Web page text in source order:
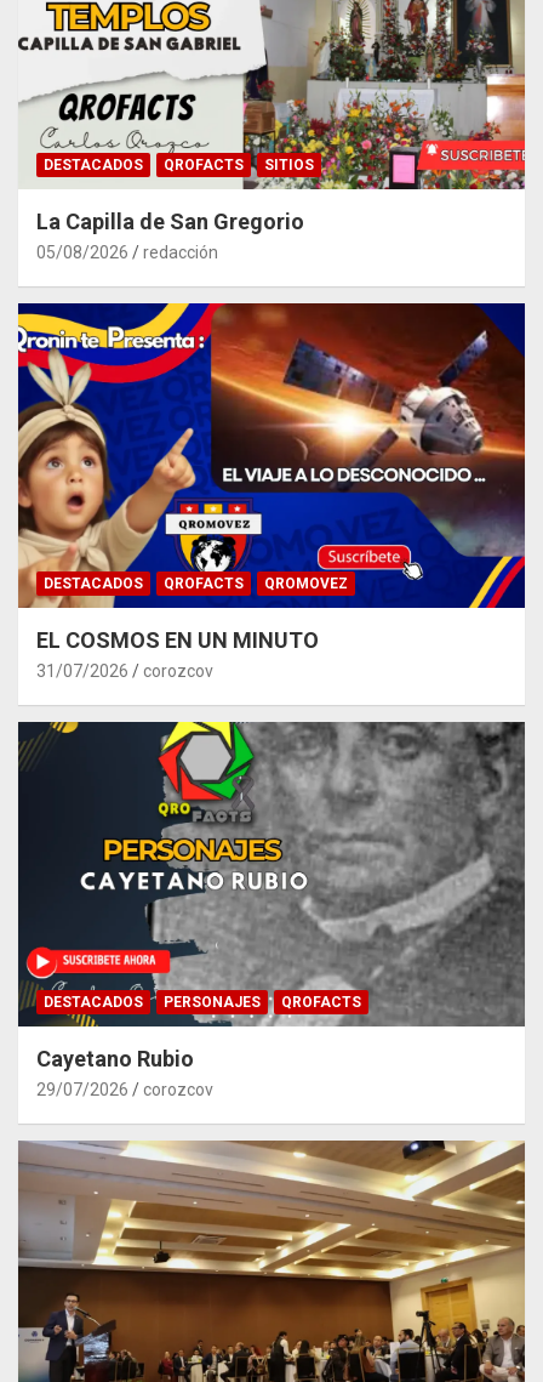
DESTACADOS QROFACTS SITIOS
La Capilla de San Gregorio
05/08/2026 redacción
DESTACADOS QROFACTS QROMOVEZ
EL COSMOS EN UN MINUTO
31/07/2026 corozcov
DESTACADOS PERSONAJES QROFACTS
Cayetano Rubio
29/07/2026 corozcov